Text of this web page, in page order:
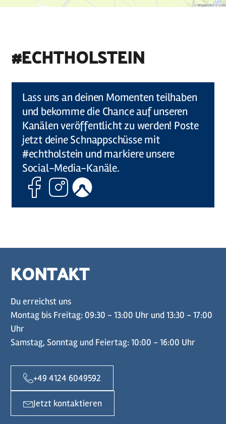
#ECHTHOLSTEIN
Lass uns an deinen Momenten teilhaben
und bekomme die Chance auf unseren
Kanälen veröffentlicht zu werden! Poste
jetzt deine Schnappschüsse mit
#echtholstein und markiere unsere
Social-Media-Kanäle.
FacebookInstagram
Komoot
KONTAKT
Du erreichst uns
Montag bis Freitag: 09:30 - 13:00 Uhr und 13:30 - 17:00
Uhr
Samstag, Sonntag und Feiertag: 10:00 - 16:00 Uhr
+49 4124 6049592
Jetzt kontaktieren